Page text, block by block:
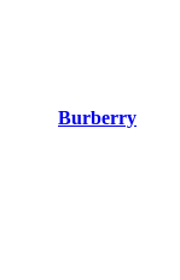
Burberry